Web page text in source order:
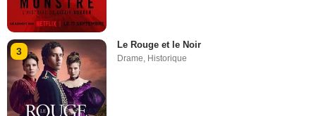
3
Le Rouge et le Noir
Drame, Historique